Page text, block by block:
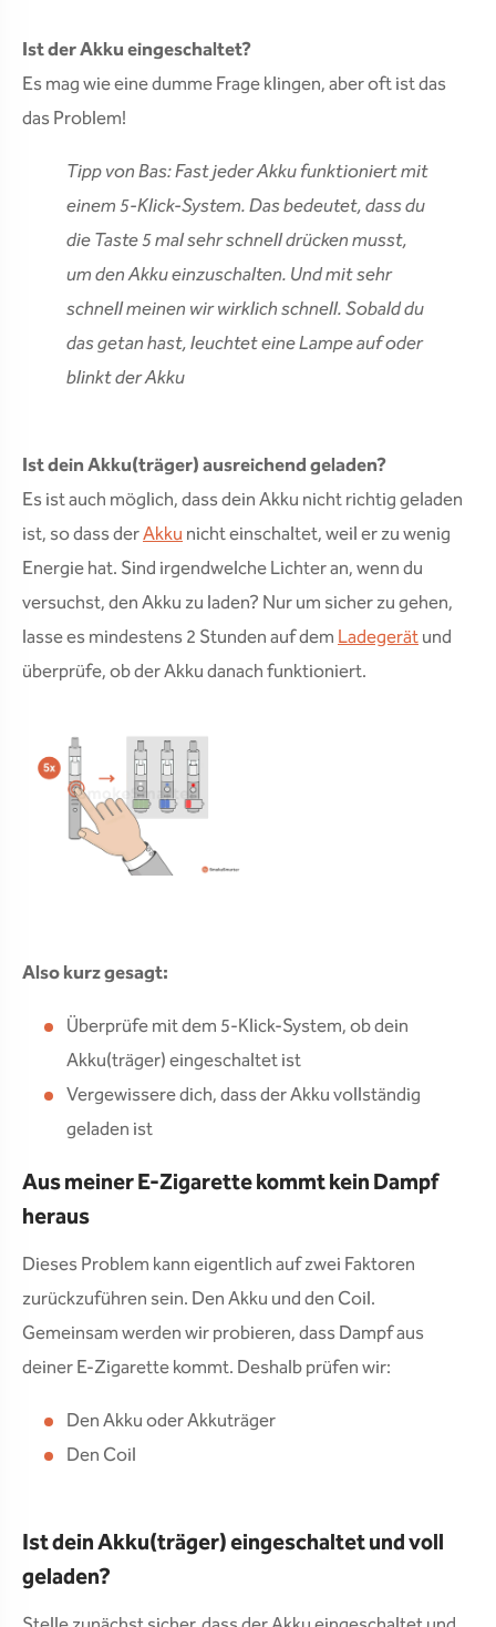
Ist der Akku eingeschaltet?
Es mag wie eine dumme Frage klingen, aber oft ist das
das Problem!
Tipp von Bas: Fast jeder Akku funktioniert mit
einem 5-Klick-System. Das bedeutet, dass du
die Taste 5 mal sehr schnell drücken musst,
um den Akku einzuschalten. Und mit sehr
schnell meinen wir wirklich schnell. Sobald du
das getan hast, leuchtet eine Lampe auf oder
blinkt der Akku
Ist dein Akku(träger) ausreichend geladen?
Es ist auch möglich, dass dein Akku nicht richtig geladen
ist, so dass derAkkunicht einschaltet, weil er zu wenig
Energie hat. Sind irgendwelche Lichter an, wenn du
versuchst, den Akku zu laden? Nur um sicher zu gehen,
lasse es mindestens 2 Stunden auf demLadegerätund
überprüfe, ob der Akku danach funktioniert.
Also kurz gesagt:
Überprüfe mit dem 5-Klick-System, ob dein
Akku(träger) eingeschaltet ist
Vergewissere dich, dass der Akku vollständig
geladen ist
Aus meiner E-Zigarette kommt kein Dampf
heraus
Dieses Problem kann eigentlich auf zwei Faktoren
zurückzuführen sein. Den Akku und den Coil.
Gemeinsam werden wir probieren, dass Dampf aus
deiner E-Zigarette kommt. Deshalb prüfen wir:
Den Akku oder Akkuträger
Den Coil
Ist dein Akku(träger) eingeschaltet und voll
geladen?